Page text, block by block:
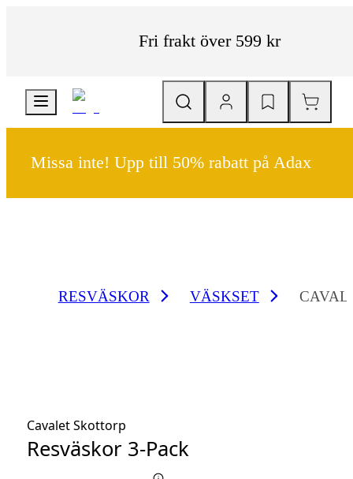
Fri frakt över 599 kr
Missa inte! Upp till 50% rabatt på Adax
RESVÄSKOR VÄSKSET
Cavalet Skottorp
Resväskor 3-Pack